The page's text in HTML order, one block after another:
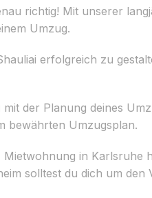
richtig! Mit unserer
Umzug.
erfolgreich zu
der Planung deines
bewährten Umzugsplan.
Mietwohnung in Karlsruhe
solltest du dich um